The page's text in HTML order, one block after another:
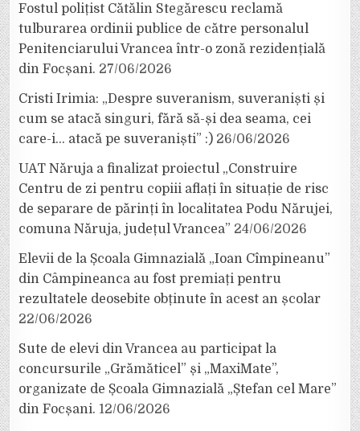
Fostul polițist Cătălin Stegărescu reclamă
tulburarea ordinii publice de către personalul
Penitenciarului Vrancea într-o zonă rezidențială
din Focșani. 27/06/2026
Cristi Irimia: „Despre suveranism, suveraniști și
cum se atacă singuri, fără să-și dea seama, cei
care-i… atacă pe suveraniști” :) 26/06/2026
UAT Năruja a finalizat proiectul „Construire
Centru de zi pentru copiii aflați în situație de risc
de separare de părinți în localitatea Podu Nărujei,
comuna Năruja, județul Vrancea” 24/06/2026
Elevii de la Școala Gimnazială „Ioan Cîmpineanu”
din Câmpineanca au fost premiați pentru
rezultatele deosebite obținute în acest an școlar
22/06/2026
Sute de elevi din Vrancea au participat la
concursurile „Grămăticel” și „MaxiMate”,
organizate de Școala Gimnazială „Ștefan cel Mare”
din Focșani. 12/06/2026